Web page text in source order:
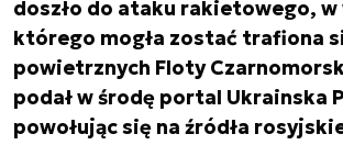
doszło do ataku rakietowego, w
którego mogła zostać trafiona
powietrznych Floty
podał w środę portal Ukrainska
powołując się na źródła